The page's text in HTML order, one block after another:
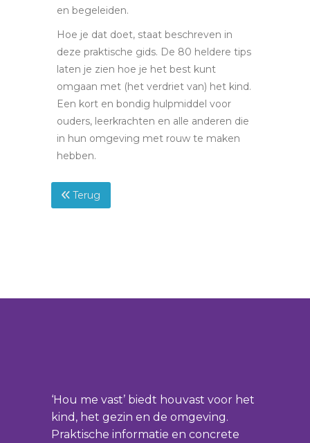
en begeleiden.
Hoe je dat doet, staat beschreven in
deze praktische gids. De 80 heldere tips
laten je zien hoe je het best kunt
omgaan met (het verdriet van) het kind.
Een kort en bondig hulpmiddel voor
ouders, leerkrachten en alle anderen die
in hun omgeving met rouw te maken
hebben.
Terug
‘Hou me vast’ biedt houvast voor het
kind, het gezin en de omgeving.
Praktische informatie en concrete